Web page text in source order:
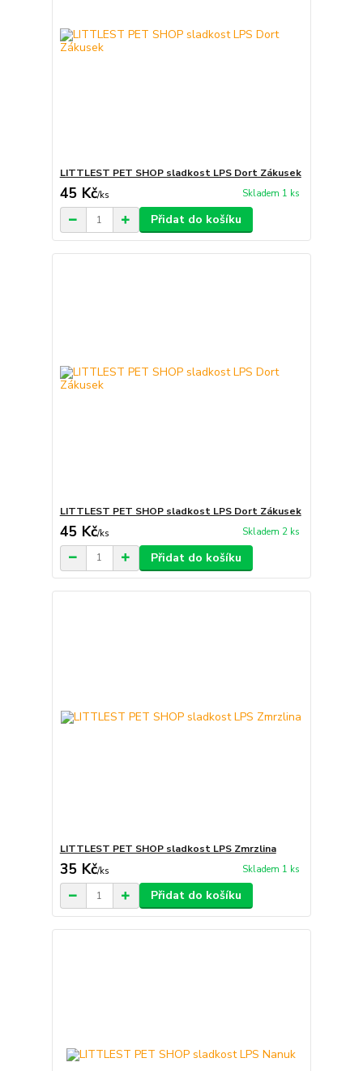
LITTLEST PET SHOP sladkost LPS Dort Zákusek
45 Kč/ks Skladem 1 ks
Přidat do košíku
LITTLEST PET SHOP sladkost LPS Dort Zákusek
45 Kč/ks Skladem 2 ks
Přidat do košíku
LITTLEST PET SHOP sladkost LPS Zmrzlina
35 Kč/ks Skladem 1 ks
Přidat do košíku